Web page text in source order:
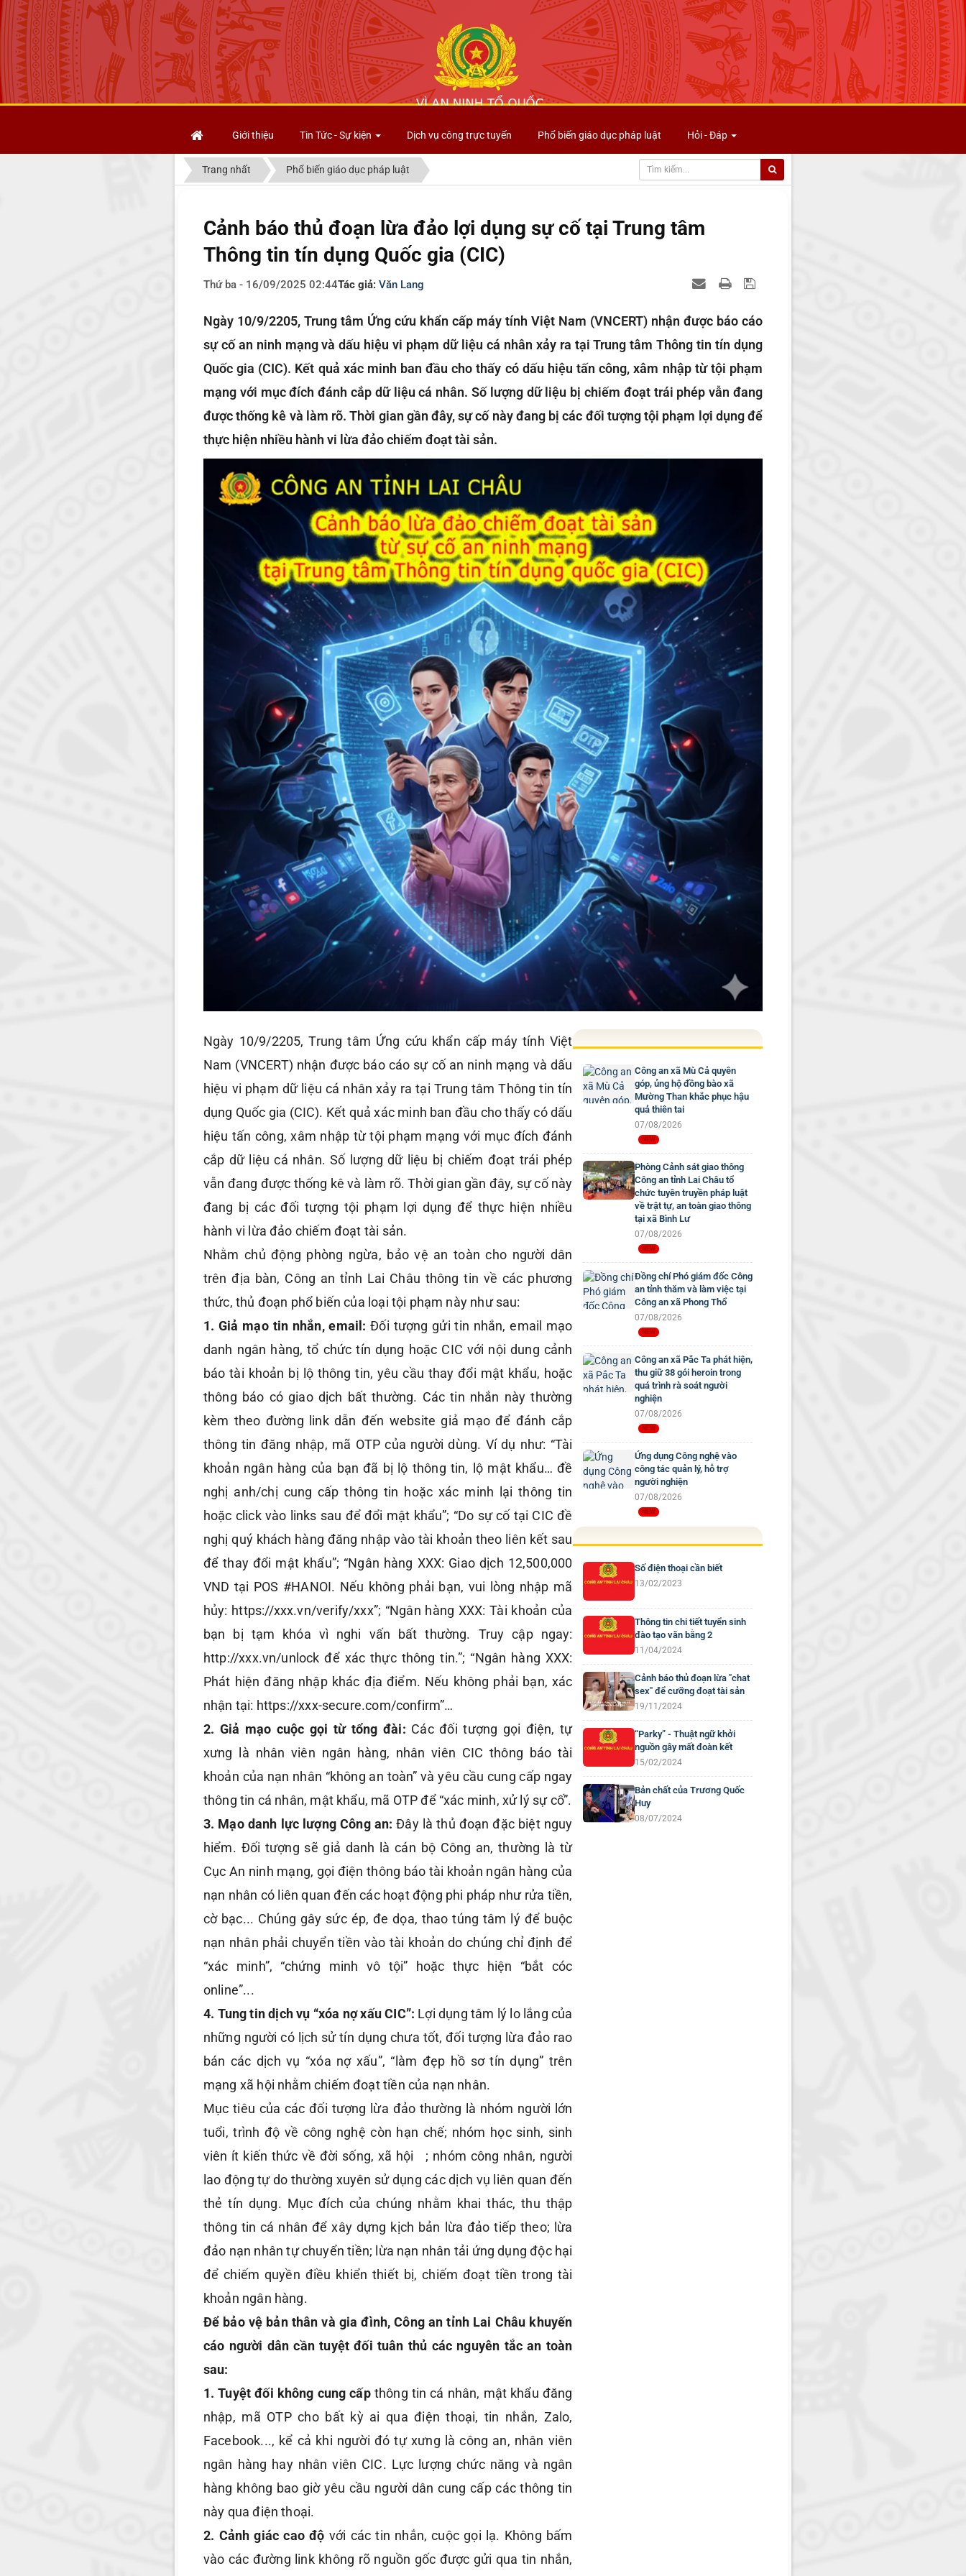
Giới thiệu
Tin Tức - Sự kiện Dịch vụ công trực tuyến Phổ biến giáo dục pháp luật Hỏi - Đáp
Trang nhất Phổ biến giáo dục pháp luật
Cảnh báo thủ đoạn lừa đảo lợi dụng sự cố tại Trung tâm
Thông tin tín dụng Quốc gia (CIC)
Thứ ba - 16/09/2025 02:44Tác giả: Văn Lang
Ngày 10/9/2205, Trung tâm Ứng cứu khẩn cấp máy tính Việt Nam (VNCERT) nhận được báo cáo
sự cố an ninh mạng và dấu hiệu vi phạm dữ liệu cá nhân xảy ra tại Trung tâm Thông tin tín dụng
Quốc gia (CIC). Kết quả xác minh ban đầu cho thấy có dấu hiệu tấn công, xâm nhập từ tội phạm
mạng với mục đích đánh cắp dữ liệu cá nhân. Số lượng dữ liệu bị chiếm đoạt trái phép vẫn đang
được thống kê và làm rõ. Thời gian gần đây, sự cố này đang bị các đối tượng tội phạm lợi dụng để
thực hiện nhiều hành vi lừa đảo chiếm đoạt tài sản.
Ngày 10/9/2205, Trung tâm Ứng cứu khẩn cấp máy tính Việt
Nam (VNCERT) nhận được báo cáo sự cố an ninh mạng và dấu
hiệu vi phạm dữ liệu cá nhân xảy ra tại Trung tâm Thông tin tín
dụng Quốc gia (CIC). Kết quả xác minh ban đầu cho thấy có dấu
hiệu tấn công, xâm nhập từ tội phạm mạng với mục đích đánh
cắp dữ liệu cá nhân. Số lượng dữ liệu bị chiếm đoạt trái phép
vẫn đang được thống kê và làm rõ. Thời gian gần đây, sự cố này
đang bị các đối tượng tội phạm lợi dụng để thực hiện nhiều
hành vi lừa đảo chiếm đoạt tài sản.
Nhằm chủ động phòng ngừa, bảo vệ an toàn cho người dân
trên địa bàn, Công an tỉnh Lai Châu thông tin về các phương
thức, thủ đoạn phổ biến của loại tội phạm này như sau:
1. Giả mạo tin nhắn, email: Đối tượng gửi tin nhắn, email mạo
danh ngân hàng, tổ chức tín dụng hoặc CIC với nội dung cảnh
báo tài khoản bị lộ thông tin, yêu cầu thay đổi mật khẩu, hoặc
thông báo có giao dịch bất thường. Các tin nhắn này thường
kèm theo đường link dẫn đến website giả mạo để đánh cắp
thông tin đăng nhập, mã OTP của người dùng. Ví dụ như: “Tài
khoản ngân hàng của bạn đã bị lộ thông tin, lộ mật khẩu… đề
nghị anh/chị cung cấp thông tin hoặc xác minh lại thông tin
hoặc click vào links sau để đổi mật khẩu”; “Do sự cố tại CIC đề
nghị quý khách hàng đăng nhập vào tài khoản theo liên kết sau
để thay đổi mật khẩu”; “Ngân hàng XXX: Giao dịch 12,500,000
VND tại POS #HANOI. Nếu không phải bạn, vui lòng nhập mã
hủy: https://xxx.vn/verify/xxx”; “Ngân hàng XXX: Tài khoản của
bạn bị tạm khóa vì nghi vấn bất thường. Truy cập ngay:
http://xxx.vn/unlock để xác thực thông tin.”; “Ngân hàng XXX:
Phát hiện đăng nhập khác địa điểm. Nếu không phải bạn, xác
nhận tại: https://xxx-secure.com/confirm”…
2. Giả mạo cuộc gọi từ tổng đài: Các đối tượng gọi điện, tự
xưng là nhân viên ngân hàng, nhân viên CIC thông báo tài
khoản của nạn nhân “không an toàn” và yêu cầu cung cấp ngay
thông tin cá nhân, mật khẩu, mã OTP để “xác minh, xử lý sự cố”.
3. Mạo danh lực lượng Công an: Đây là thủ đoạn đặc biệt nguy
hiểm. Đối tượng sẽ giả danh là cán bộ Công an, thường là từ
Cục An ninh mạng, gọi điện thông báo tài khoản ngân hàng của
nạn nhân có liên quan đến các hoạt động phi pháp như rửa tiền,
cờ bạc... Chúng gây sức ép, đe dọa, thao túng tâm lý để buộc
nạn nhân phải chuyển tiền vào tài khoản do chúng chỉ định để
“xác minh”, “chứng minh vô tội” hoặc thực hiện “bắt cóc
online”...
4. Tung tin dịch vụ “xóa nợ xấu CIC”: Lợi dụng tâm lý lo lắng của
những người có lịch sử tín dụng chưa tốt, đối tượng lừa đảo rao
bán các dịch vụ “xóa nợ xấu”, “làm đẹp hồ sơ tín dụng” trên
mạng xã hội nhằm chiếm đoạt tiền của nạn nhân.
Mục tiêu của các đối tượng lừa đảo thường là nhóm người lớn
tuổi, trình độ về công nghệ còn hạn chế; nhóm học sinh, sinh
viên ít kiến thức về đời sống, xã hội ; nhóm công nhân, người
lao động tự do thường xuyên sử dụng các dịch vụ liên quan đến
thẻ tín dụng. Mục đích của chúng nhằm khai thác, thu thập
thông tin cá nhân để xây dựng kịch bản lừa đảo tiếp theo; lừa
đảo nạn nhân tự chuyển tiền; lừa nạn nhân tải ứng dụng độc hại
để chiếm quyền điều khiển thiết bị, chiếm đoạt tiền trong tài
khoản ngân hàng.
Để bảo vệ bản thân và gia đình, Công an tỉnh Lai Châu khuyến
cáo người dân cần tuyệt đối tuân thủ các nguyên tắc an toàn
sau:
1. Tuyệt đối không cung cấpthông tin cá nhân, mật khẩu đăng
nhập, mã OTP cho bất kỳ ai qua điện thoại, tin nhắn, Zalo,
Facebook..., kể cả khi người đó tự xưng là công an, nhân viên
ngân hàng hay nhân viên CIC. Lực lượng chức năng và ngân
hàng không bao giờ yêu cầu người dân cung cấp các thông tin
này qua điện thoại.
2. Cảnh giác cao độ với các tin nhắn, cuộc gọi lạ. Không bấm
vào các đường link không rõ nguồn gốc được gửi qua tin nhắn,
Công an xã Mù Cả quyên
góp, ủng hộ đồng bào xã
Mường Than khắc phục hậu
quả thiên tai
07/08/2026
Phòng Cảnh sát giao thông
Công an tỉnh Lai Châu tổ
chức tuyên truyền pháp luật
về trật tự, an toàn giao thông
tại xã Bình Lư
07/08/2026
Đồng chí Phó giám đốc Công
an tỉnh thăm và làm việc tại
Công an xã Phong Thổ
07/08/2026
Công an xã Pắc Ta phát hiện,
thu giữ 38 gói heroin trong
quá trình rà soát người
nghiện
07/08/2026
Ứng dụng Công nghệ vào
công tác quản lý, hỗ trợ
người nghiện
07/08/2026
Số điện thoại cần biết
13/02/2023
Thông tin chi tiết tuyển sinh
đào tạo văn bằng 2
11/04/2024
Cảnh báo thủ đoạn lừa "chat
sex" để cưỡng đoạt tài sản
19/11/2024
“Parky” - Thuật ngữ khởi
nguồn gây mất đoàn kết
15/02/2024
Bản chất của Trương Quốc
Huy
08/07/2024